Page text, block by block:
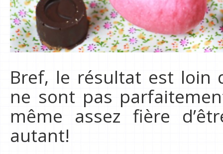
Bref, le résultat est loin
ne sont pas
même assez fière
autant!